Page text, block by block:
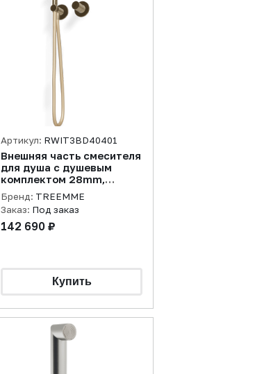
Артикул: RWIT3BD40401
Внешняя часть смесителя
для душа с душевым
комплектом 28mm,
желтое золото PVD
Бренд: TREEMME
Заказ: Под заказ
142 690 ₽